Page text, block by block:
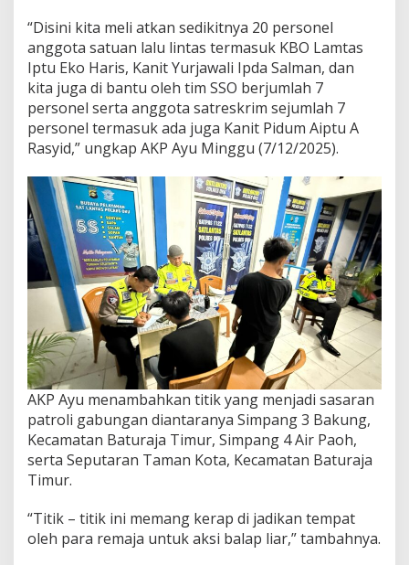
“Disini kita meli atkan sedikitnya 20 personel
anggota satuan lalu lintas termasuk KBO Lamtas
Iptu Eko Haris, Kanit Yurjawali Ipda Salman, dan
kita juga di bantu oleh tim SSO berjumlah 7
personel serta anggota satreskrim sejumlah 7
personel termasuk ada juga Kanit Pidum Aiptu A
Rasyid,” ungkap AKP Ayu Minggu (7/12/2025).
AKP Ayu menambahkan titik yang menjadi sasaran
patroli gabungan diantaranya Simpang 3 Bakung,
Kecamatan Baturaja Timur, Simpang 4 Air Paoh,
serta Seputaran Taman Kota, Kecamatan Baturaja
Timur.
“Titik – titik ini memang kerap di jadikan tempat
oleh para remaja untuk aksi balap liar,” tambahnya.